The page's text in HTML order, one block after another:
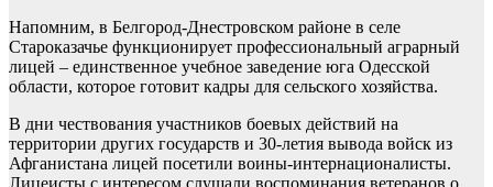
Напомним, в Белгород-Днестровском районе в селе
Староказачье функционирует профессиональный аграрный
лицей – единственное учебное заведение юга Одесской
области, которое готовит кадры для сельского хозяйства.
В дни чествования участников боевых действий на
территории других государств и 30-летия вывода войск из
Афганистана лицей посетили воины-интернационалисты.
Лицеисты с интересом слушали воспоминания ветеранов о